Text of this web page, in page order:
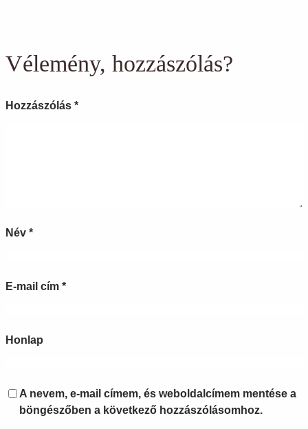
Vélemény, hozzászólás?
Hozzászólás *
Név *
E-mail cím *
Honlap
A nevem, e-mail címem, és weboldalcímem mentése a
böngészőben a következő hozzászólásomhoz.